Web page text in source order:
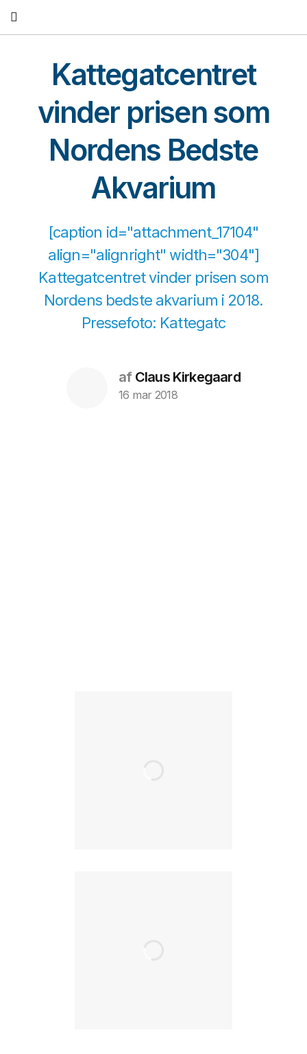
Kattegatcentret
vinder prisen som
Nordens Bedste
Akvarium
[caption id="attachment_17104"
align="alignright" width="304"]
Kattegatcentret vinder prisen som
Nordens bedste akvarium i 2018.
Pressefoto: Kattegatc
afClaus Kirkegaard
16 mar 2018